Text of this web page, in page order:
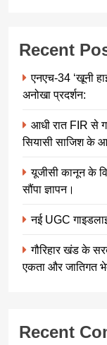
Recent
एनएच-34 ‘खूनी
अनोखा प्रदर्शन:
आधी रात FIR से
सियासी साजिश के
यूजीसी कानून के
सौंपा ज्ञापन।
नई UGC
गौरिहार खंड के
एकता और जातिगत
Recent